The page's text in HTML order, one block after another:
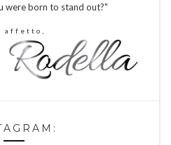
were born to stand out?"
affetto,